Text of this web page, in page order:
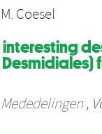
Coesel
,